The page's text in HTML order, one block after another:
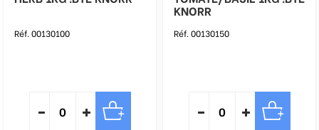
Réf. 00130100
KNORR
Réf. 00130150